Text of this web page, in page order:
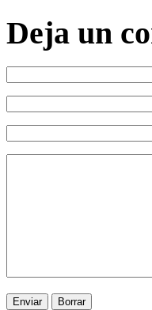
Deja un